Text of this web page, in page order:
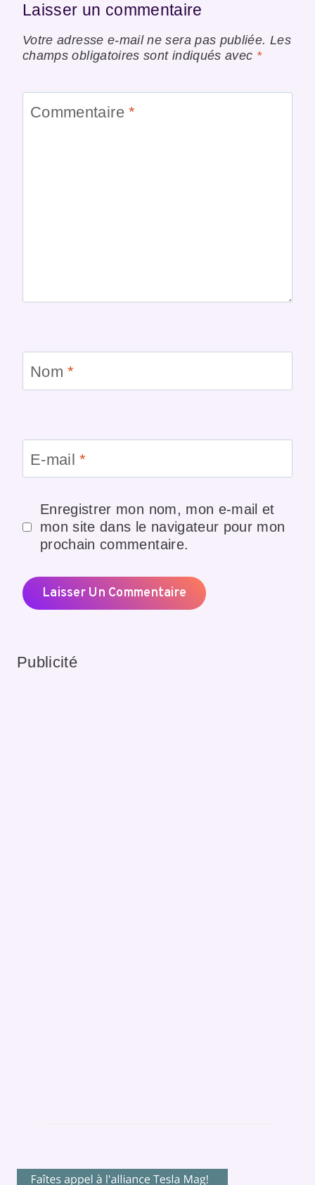
Laisser un commentaire
Votre adresse e-mail ne sera pas publiée. Les
champs obligatoires sont indiqués avec *
Commentaire*
Nom*
E-mail*
Enregistrer mon nom, mon e-mail et
mon site dans le navigateur pour mon
prochain commentaire.
Publicité